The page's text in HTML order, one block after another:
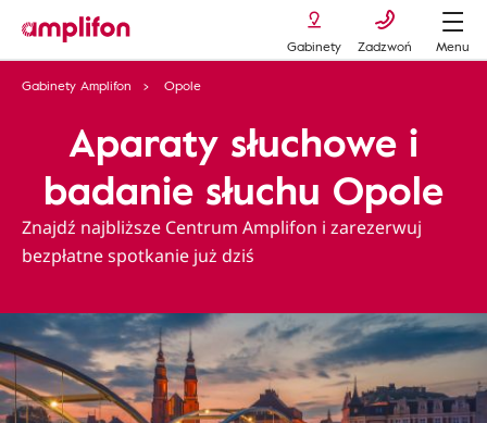
Gabinety Zadzwoń
Menu
Gabinety Amplifon
Opole
Aparaty słuchowe i
badanie słuchu Opole
Znajdź najbliższe Centrum Amplifon i zarezerwuj
bezpłatne spotkanie już dziś